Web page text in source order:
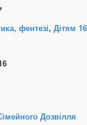
фентезі, Дітям
Дозвілля